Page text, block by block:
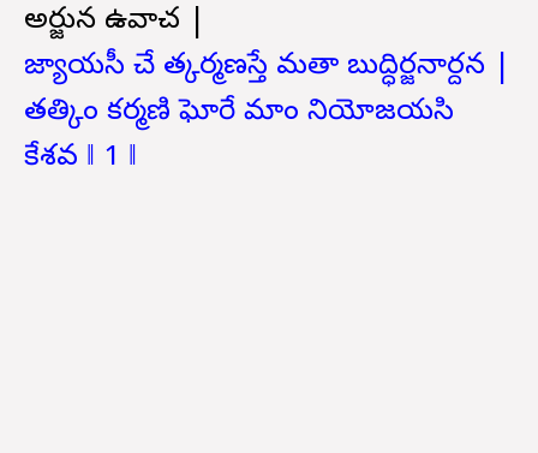
అర్జున ఉవాచ |
జ్యాయసీ చే త్కర్మణస్తే మతా బుద్ధిర్జనార్దన |
తత్కిం కర్మణి ఘోరే మాం నియోజయసి
కేశవ ‖ 1 ‖